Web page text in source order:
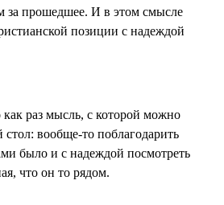
за прошедшее. И в этом смысле
позиции с надеждой
раз мысль, с которой можно
стол: вообще-то поблагодарить
было и с надеждой посмотреть
что он то рядом.